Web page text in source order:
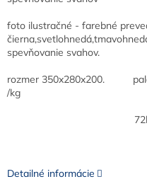
foto ilustračné - farebné
spevňovanie svahov.
rozmer 350x280x200.
/kg
72ks
Detailné informácie